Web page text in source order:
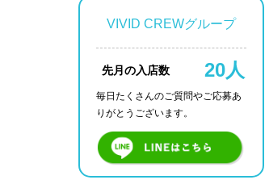
VIVID CREWグループ
先月の入店数 20人
毎日たくさんのご質問やご応募あ
りがとうございます。